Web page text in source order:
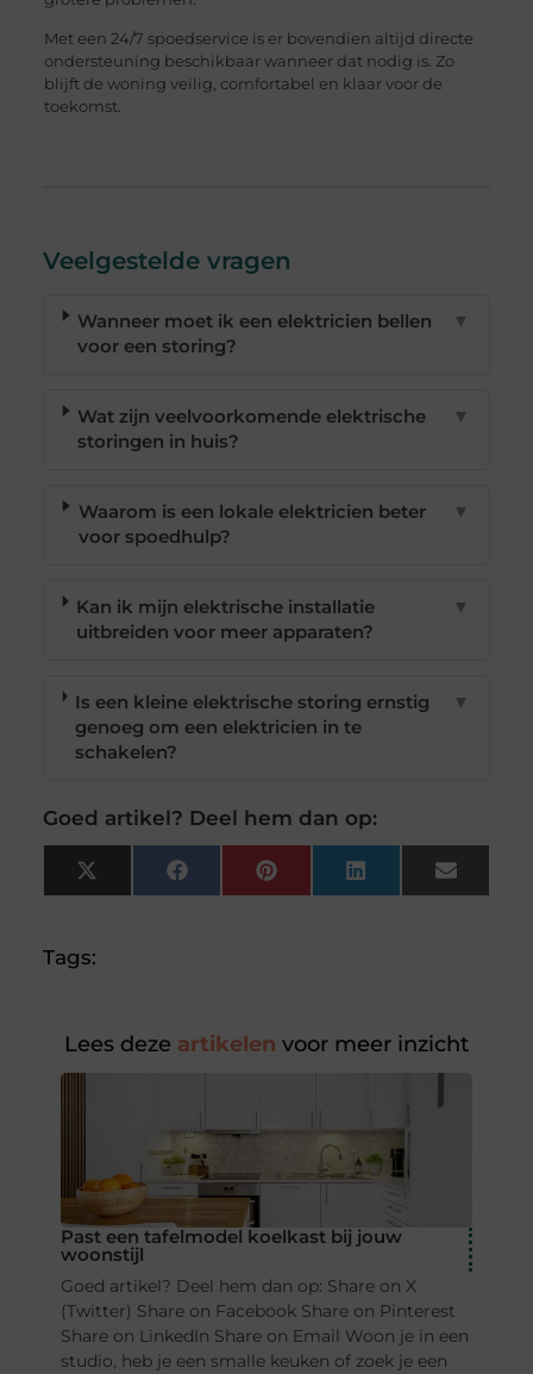
Met een 24/7 spoedservice is er bovendien altijd directe
ondersteuning beschikbaar wanneer dat nodig is. Zo
blijft de woning veilig, comfortabel en klaar voor de
toekomst.
Veelgestelde vragen
Wanneer moet ik een elektricien bellen
voor een storing?
▼
Wat zijn veelvoorkomende elektrische
storingen in huis?
▼
Waarom is een lokale elektricien beter
voor spoedhulp?
▼
Kan ik mijn elektrische installatie
uitbreiden voor meer apparaten?
▼
Is een kleine elektrische storing ernstig
genoeg om een elektricien in te
schakelen?
▼
Goed artikel? Deel hem dan op:
X
(Twitter)
FacebookPinterest LinkedIn Email
Tags:
Lees deze artikelen voor meer inzicht
Past een tafelmodel koelkast bij jouw
woonstijl
Goed artikel? Deel hem dan op: Share on X
(Twitter) Share on Facebook Share on Pinterest
Share on LinkedIn Share on Email Woon je in een
studio, heb je een smalle keuken of zoek je een